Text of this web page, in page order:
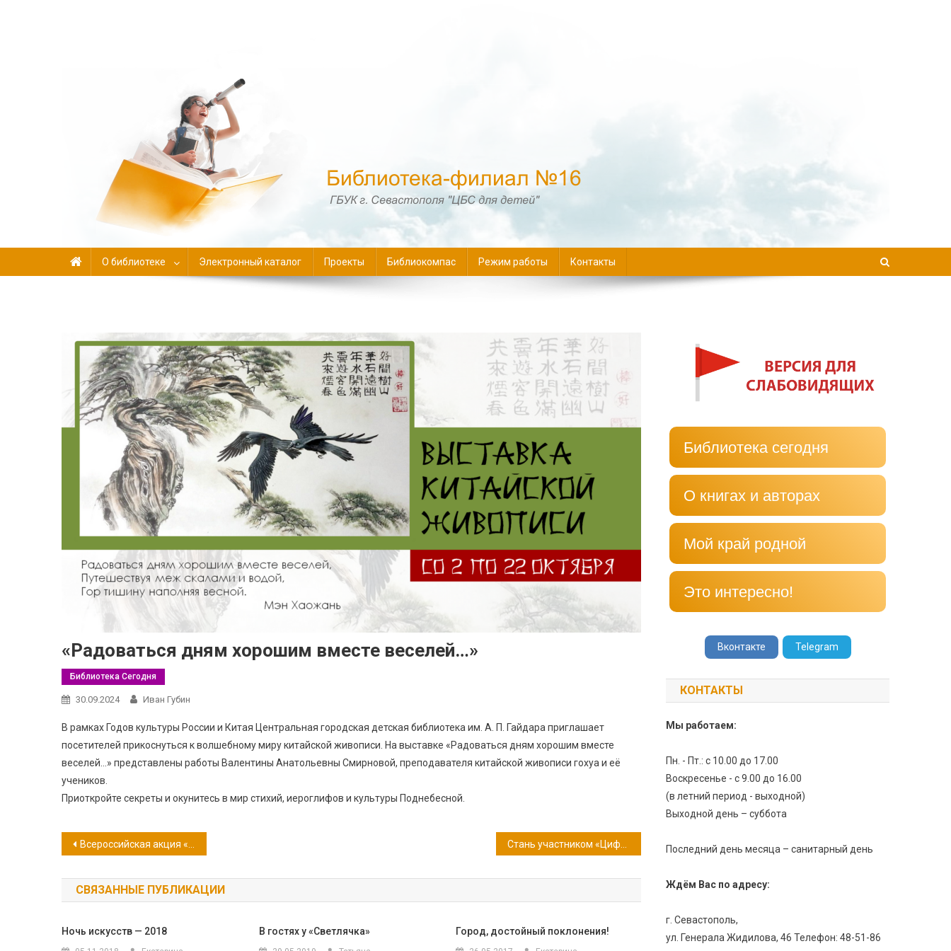
О библиотеке Электронный каталог Проекты Библиокомпас Режим работы Контакты
«Радоваться дням хорошим вместе веселей…»
Библиотека Сегодня
30.09.2024 Иван Губин
В рамках Годов культуры России и Китая Центральная городская детская библиотека им. А. П. Гайдара приглашает
посетителей прикоснуться к волшебному миру китайской живописи. На выставке «Радоваться дням хорошим вместе
веселей…» представлены работы Валентины Анатольевны Смирновой, преподавателя китайской живописи гохуа и её
учеников.
Приоткройте секреты и окунитесь в мир стихий, иероглифов и культуры Поднебесной.
Навигация
по
записям
Всероссийская акция «Во славу русского гения»
СВЯЗАННЫЕ ПУБЛИКАЦИИ
Ночь искусств — 2018 В гостях у «Светлячка» Город, достойный поклонения!
Библиотека сегодня
О книгах и авторах
Мой край родной
Это интересно!
Вконтакте Telegram
КОНТАКТЫ
Мы работаем:
Пн. - Пт.: с 10.00 до 17.00
Воскресенье - с 9.00 до 16.00
(в летний период - выходной)
Выходной день – суббота
Последний день месяца – санитарный день
Ждём Вас по адресу:
г. Севастополь,
ул. Генерала Жидилова, 46 Телефон: 48-51-86